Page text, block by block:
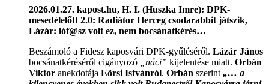
2026.01.27. kapost.hu, H. I. (Huszka Imre): DPK-
mesedélelőtt 2.0: Radiátor Herceg csodarabbit játszik,
Lázár: lóf@sz volt ez, nem bocsánatkérés…
Beszámoló a Fidesz kaposvári DPK-gyűléséről. Lázár János
bocsánatkéréséről cigányozó
„náci” kijelentése miatt. Orbán
Viktor anekdotája Eörsi Istvánról. Orbán szerint „… a